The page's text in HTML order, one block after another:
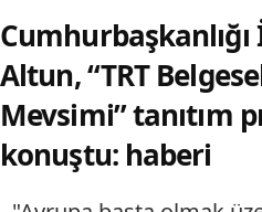
Altun, “TRT
Mevsimi” tanıtım
konuştu: haberi